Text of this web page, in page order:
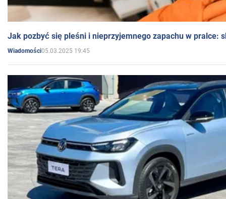
Jak pozbyć się pleśni i nieprzyjemnego zapachu w pralce:
Wiadomości05.03.2025 19:45